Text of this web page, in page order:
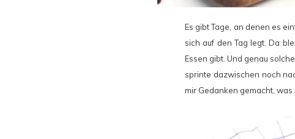
Es gibt Tage, an denen es
sich auf den Tag legt. Da
Essen gibt. Und genau
sprinte dazwischen noch
mir Gedanken gemacht,